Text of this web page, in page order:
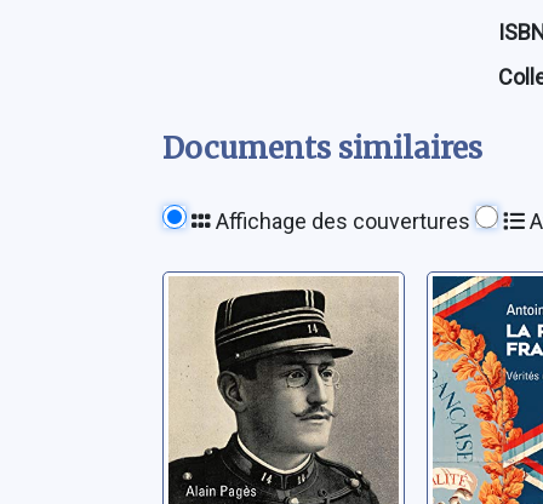
Documents similaires
Affichage des couvertures
L'affaire Dreyfus,
vérités et
légendes
Pagès, Alain
La
et
Boulant,